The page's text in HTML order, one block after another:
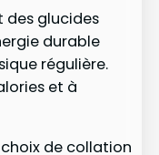
des glucides
durable
régulière.
et à
de collation